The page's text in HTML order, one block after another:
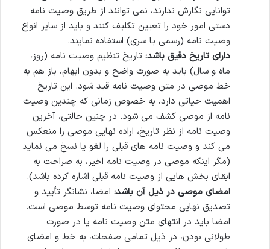
توانایی نگارش ندارند، نمی توانند از طریق وصیت نامه
دستی امور خود را تعیین تکلیف کنند و باید از سایر انواع
وصیت نامه (رسمی یا سری) استفاده نمایند.
دارای تاریخ دقیق باشد: تاریخ تنظیم وصیت نامه (روز،
ماه و سال) باید به صورت واضح و بدون ابهام، باز هم به
خط موصی در متن وصیت نامه قید شود. این تاریخ
اهمیت حیاتی دارد، به خصوص زمانی که چندین وصیت
نامه از موصی کشف می شود. در چنین حالتی، آخرین
وصیت نامه از نظر تاریخ، اراده نهایی موصی را منعکس
می کند و وصیت نامه های قبلی را لغو یا نسخ می نماید
(مگر اینکه موصی در وصیت نامه اخیر، به صراحت به
ابقای بخش هایی از وصیت نامه قبلی اشاره کرده باشد).
امضای موصی در ذیل آن باشد: امضا، نشانگر تأیید و
تصدیق نهایی محتوای وصیت نامه توسط موصی است.
امضا باید در انتهای متن وصیت نامه یا در صورت
طولانی بودن، در ذیل تمامی صفحات، به خط و امضای